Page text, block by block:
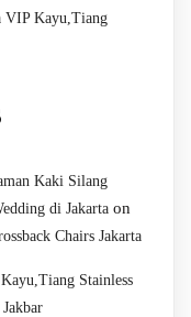
VIP Kayu,Tiang
Kaki Silang
di Jakarta on
Chairs Jakarta
Stainless